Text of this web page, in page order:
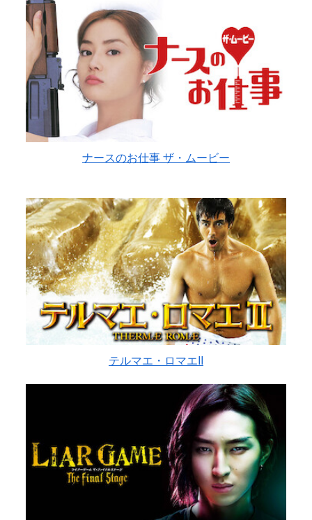
ナースのお仕事 ザ・ムービー
テルマエ・ロマエII